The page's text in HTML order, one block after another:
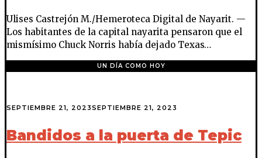
Ulises Castrejón M./Hemeroteca Digital de Nayarit. —
Los habitantes de la capital nayarita pensaron que el
mismísimo Chuck Norris había dejado Texas…
UN DÍA COMO HOY
SEPTIEMBRE 21, 2023SEPTIEMBRE 21, 2023
Bandidos a la puerta de Tepic